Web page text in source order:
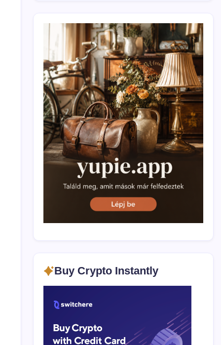
Buy Crypto Instantly